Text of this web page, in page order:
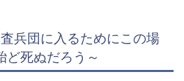
兵団に入るためにこの場
ど死ぬだろう～